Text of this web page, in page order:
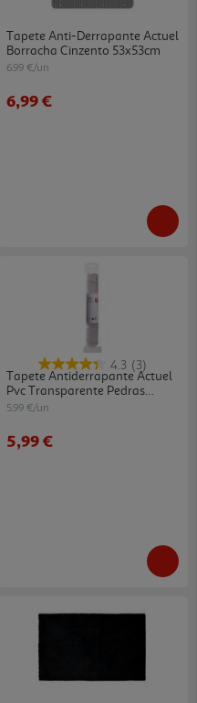
Tapete Anti-Derrapante Actuel
Borracha Cinzento 53x53cm
6.99 €/un
6,99 €
4.3 (3)
Tapete Antiderrapante Actuel
Pvc Transparente Pedras
70x35cm
5.99 €/un
5,99 €